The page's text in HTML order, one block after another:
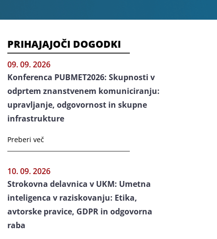
PRIHAJAJOČI DOGODKI
09. 09. 2026
Konferenca PUBMET2026: Skupnosti v
odprtem znanstvenem komuniciranju:
upravljanje, odgovornost in skupne
infrastrukture
Preberi več
10. 09. 2026
Strokovna delavnica v UKM: Umetna
inteligenca v raziskovanju: Etika,
avtorske pravice, GDPR in odgovorna
raba